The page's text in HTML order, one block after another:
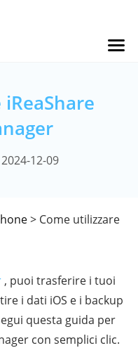
2024-12-09
> Come utilizzare
, puoi trasferire i tuoi
i dati iOS e i backup
questa guida per
con semplici clic.